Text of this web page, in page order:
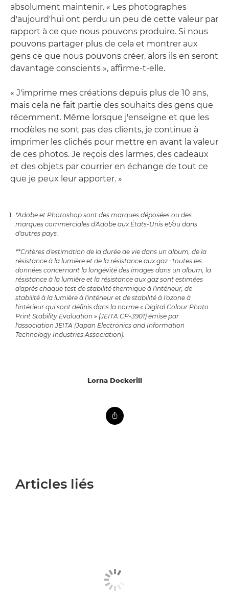
absolument maintenir. « Les photographes
d'aujourd'hui ont perdu un peu de cette valeur par
rapport à ce que nous pouvons produire. Si nous
pouvons partager plus de cela et montrer aux
gens ce que nous pouvons créer, alors ils en seront
davantage conscients », affirme-t-elle.
« J'imprime mes créations depuis plus de 10 ans,
mais cela ne fait partie des souhaits des gens que
récemment. Même lorsque j'enseigne et que les
modèles ne sont pas des clients, je continue à
imprimer les clichés pour mettre en avant la valeur
de ces photos. Je reçois des larmes, des cadeaux
et des objets par courrier en échange de tout ce
que je peux leur apporter. »
*Adobe et Photoshop sont des marques déposées ou des
marques commerciales d'Adobe aux États-Unis et/ou dans
d'autres pays.
**Critères d'estimation de la durée de vie dans un album, de la
résistance à la lumière et de la résistance aux gaz : toutes les
données concernant la longévité des images dans un album, la
résistance à la lumière et la résistance aux gaz sont estimées
d'après chaque test de stabilité thermique à l'intérieur, de
stabilité à la lumière à l'intérieur et de stabilité à l'ozone à
l'intérieur qui sont définis dans la norme « Digital Colour Photo
Print Stability Evaluation » (JEITA CP-3901) émise par
l'association JEITA (Japan Electronics and Information
Technology Industries Association).
Lorna Dockerill
Articles liés